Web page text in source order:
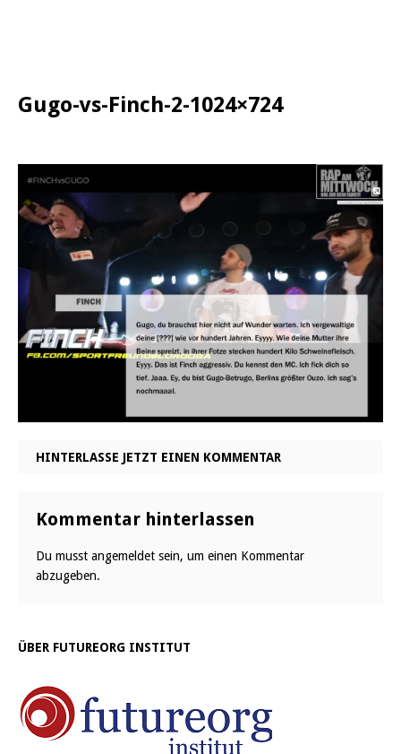
Gugo-vs-Finch-2-1024×724
HINTERLASSE JETZT EINEN KOMMENTAR
Kommentar hinterlassen
Du musst angemeldet sein, um einen Kommentar
abzugeben.
ÜBER FUTUREORG INSTITUT